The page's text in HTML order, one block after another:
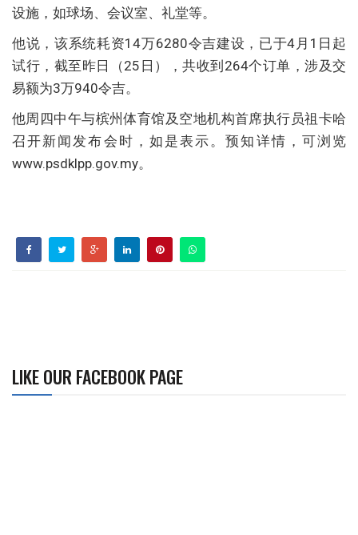
设施，如球场、会议室、礼堂等。
他说，该系统耗资14万6280令吉建设，已于4月1日起
试行，截至昨日（25日），共收到264个订单，涉及交
易额为3万940令吉。
他周四中午与槟州体育馆及空地机构首席执行员祖卡哈
召开新闻发布会时，如是表示。预知详情，可浏览
www.psdklpp.gov.my。
LIKE OUR FACEBOOK PAGE